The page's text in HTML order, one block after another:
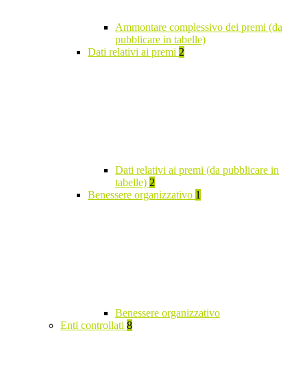
Ammontare complessivo dei premi (da
pubblicare in tabelle)
Dati relativi ai premi 2
Dati relativi ai premi (da pubblicare in
tabelle) 2
Benessere organizzativo 1
Benessere organizzativo
Enti controllati 8